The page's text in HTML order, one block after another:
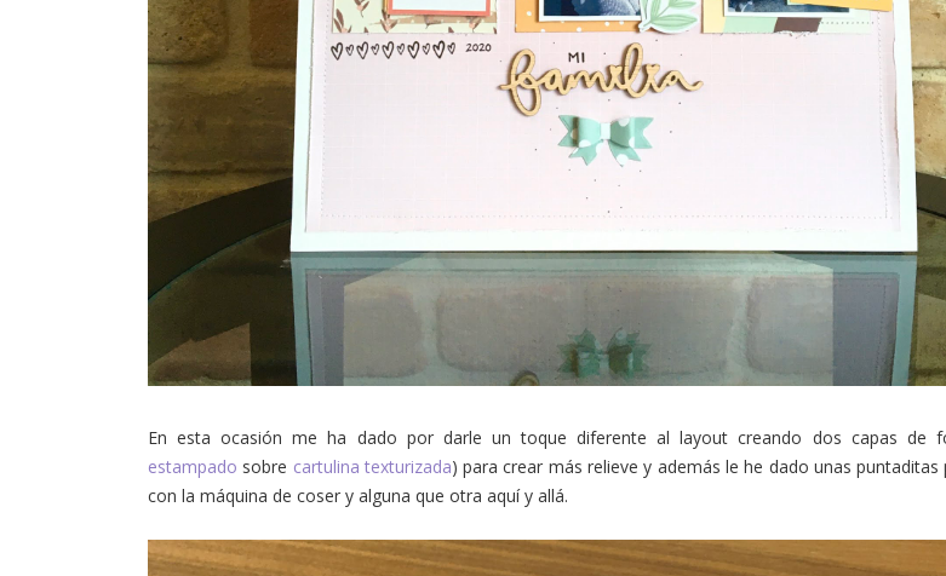
En esta ocasión me ha dado por darle un toque diferente al layout creando dos capas de
estampado sobre cartulina texturizada) para crear más relieve y además le he dado unas puntaditas
con la máquina de coser y alguna que otra aquí y allá.